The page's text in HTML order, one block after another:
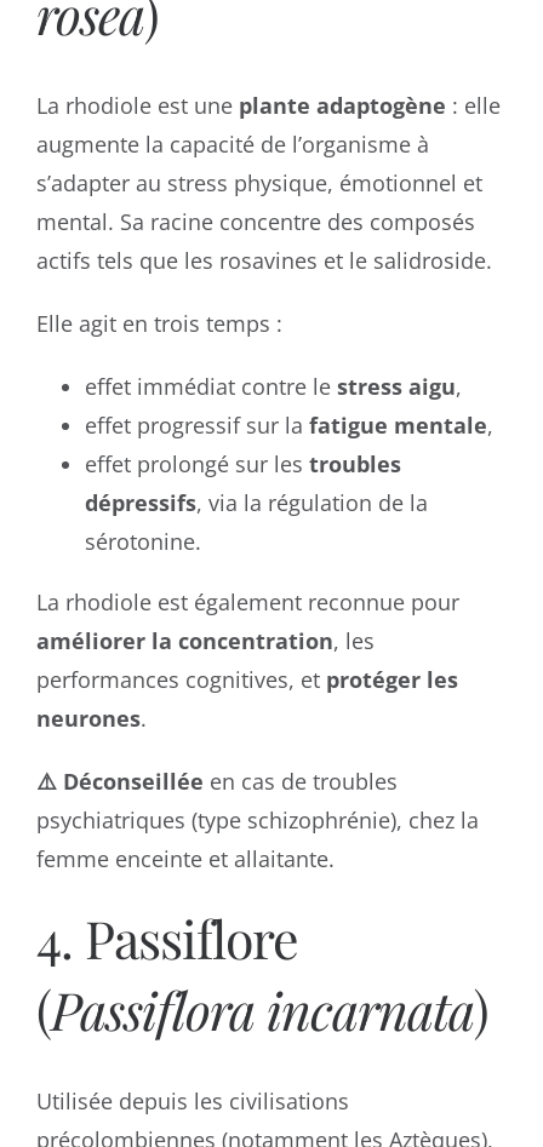
rosea)
La rhodiole est une plante adaptogène : elle
augmente la capacité de l’organisme à
s’adapter au stress physique, émotionnel et
mental. Sa racine concentre des composés
actifs tels que les rosavines et le salidroside.
Elle agit en trois temps :
effet immédiat contre le stress aigu,
effet progressif sur la fatigue mentale,
effet prolongé sur les troubles
dépressifs, via la régulation de la
sérotonine.
La rhodiole est également reconnue pour
améliorer la concentration, les
performances cognitives, et protéger les
neurones.
⚠️ Déconseillée en cas de troubles
psychiatriques (type schizophrénie), chez la
femme enceinte et allaitante.
4. Passiflore
(Passiflora incarnata)
Utilisée depuis les civilisations
précolombiennes (notamment les Aztèques),